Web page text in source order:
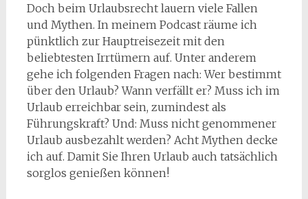
Doch beim Urlaubsrecht lauern viele Fallen
und Mythen. In meinem Podcast räume ich
pünktlich zur Hauptreisezeit mit den
beliebtesten Irrtümern auf. Unter anderem
gehe ich folgenden Fragen nach: Wer bestimmt
über den Urlaub? Wann verfällt er? Muss ich im
Urlaub erreichbar sein, zumindest als
Führungskraft? Und: Muss nicht genommener
Urlaub ausbezahlt werden? Acht Mythen decke
ich auf. Damit Sie Ihren Urlaub auch tatsächlich
sorglos genießen können!